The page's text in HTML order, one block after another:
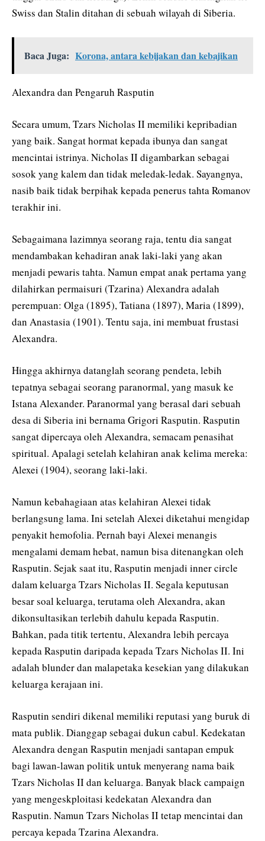
Swiss dan Stalin ditahan di sebuah wilayah di Siberia.
Baca Juga: Korona, antara kebijakan dan kebajikan
Alexandra dan Pengaruh Rasputin
Secara umum, Tzars Nicholas II memiliki kepribadian
yang baik. Sangat hormat kepada ibunya dan sangat
mencintai istrinya. Nicholas II digambarkan sebagai
sosok yang kalem dan tidak meledak-ledak. Sayangnya,
nasib baik tidak berpihak kepada penerus tahta Romanov
terakhir ini.
Sebagaimana lazimnya seorang raja, tentu dia sangat
mendambakan kehadiran anak laki-laki yang akan
menjadi pewaris tahta. Namun empat anak pertama yang
dilahirkan permaisuri (Tzarina) Alexandra adalah
perempuan: Olga (1895), Tatiana (1897), Maria (1899),
dan Anastasia (1901). Tentu saja, ini membuat frustasi
Alexandra.
Hingga akhirnya datanglah seorang pendeta, lebih
tepatnya sebagai seorang paranormal, yang masuk ke
Istana Alexander. Paranormal yang berasal dari sebuah
desa di Siberia ini bernama Grigori Rasputin. Rasputin
sangat dipercaya oleh Alexandra, semacam penasihat
spiritual. Apalagi setelah kelahiran anak kelima mereka:
Alexei (1904), seorang laki-laki.
Namun kebahagiaan atas kelahiran Alexei tidak
berlangsung lama. Ini setelah Alexei diketahui mengidap
penyakit hemofolia. Pernah bayi Alexei menangis
mengalami demam hebat, namun bisa ditenangkan oleh
Rasputin. Sejak saat itu, Rasputin menjadi inner circle
dalam keluarga Tzars Nicholas II. Segala keputusan
besar soal keluarga, terutama oleh Alexandra, akan
dikonsultasikan terlebih dahulu kepada Rasputin.
Bahkan, pada titik tertentu, Alexandra lebih percaya
kepada Rasputin daripada kepada Tzars Nicholas II. Ini
adalah blunder dan malapetaka kesekian yang dilakukan
keluarga kerajaan ini.
Rasputin sendiri dikenal memiliki reputasi yang buruk di
mata publik. Dianggap sebagai dukun cabul. Kedekatan
Alexandra dengan Rasputin menjadi santapan empuk
bagi lawan-lawan politik untuk menyerang nama baik
Tzars Nicholas II dan keluarga. Banyak black campaign
yang mengeskploitasi kedekatan Alexandra dan
Rasputin. Namun Tzars Nicholas II tetap mencintai dan
percaya kepada Tzarina Alexandra.